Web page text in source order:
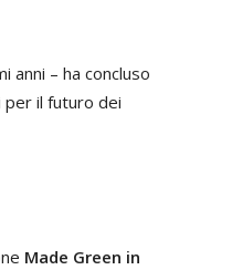
anni – ha concluso
per il futuro dei
Made Green in